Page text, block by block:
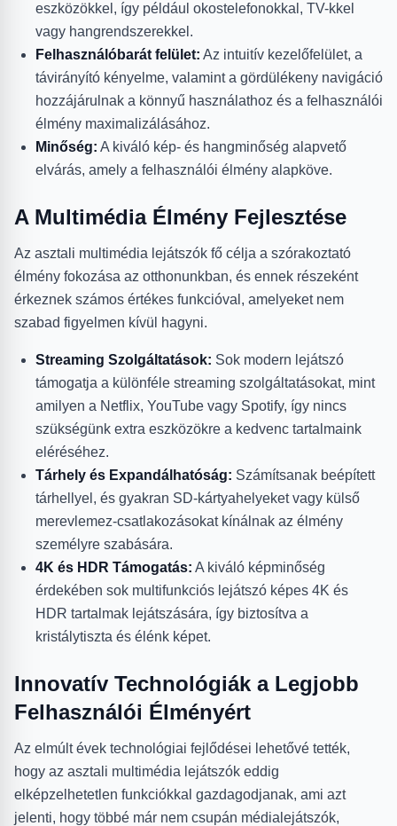
eszközökkel, így például okostelefonokkal, TV-kkel
vagy hangrendszerekkel.
Felhasználóbarát felület: Az intuitív kezelőfelület, a
távirányító kényelme, valamint a gördülékeny navigáció
hozzájárulnak a könnyű használathoz és a felhasználói
élmény maximalizálásához.
Minőség: A kiváló kép- és hangminőség alapvető
elvárás, amely a felhasználói élmény alapköve.
A Multimédia Élmény Fejlesztése
Az asztali multimédia lejátszók fő célja a szórakoztató
élmény fokozása az otthonunkban, és ennek részeként
érkeznek számos értékes funkcióval, amelyeket nem
szabad figyelmen kívül hagyni.
Streaming Szolgáltatások: Sok modern lejátszó
támogatja a különféle streaming szolgáltatásokat, mint
amilyen a Netflix, YouTube vagy Spotify, így nincs
szükségünk extra eszközökre a kedvenc tartalmaink
eléréséhez.
Tárhely és Expandálhatóság: Számítsanak beépített
tárhellyel, és gyakran SD-kártyahelyeket vagy külső
merevlemez-csatlakozásokat kínálnak az élmény
személyre szabására.
4K és HDR Támogatás: A kiváló képminőség
érdekében sok multifunkciós lejátszó képes 4K és
HDR tartalmak lejátszására, így biztosítva a
kristálytiszta és élénk képet.
Innovatív Technológiák a Legjobb
Felhasználói Élményért
Az elmúlt évek technológiai fejlődései lehetővé tették,
hogy az asztali multimédia lejátszók eddig
elképzelhetetlen funkciókkal gazdagodjanak, ami azt
jelenti, hogy többé már nem csupán médialejátszók,